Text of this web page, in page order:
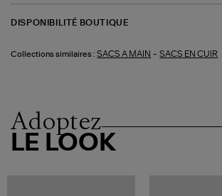
DISPONIBILITÉ BOUTIQUE
Collections similaires : SACS A MAIN -SACS EN CUIR
Adoptez
LE LOOK